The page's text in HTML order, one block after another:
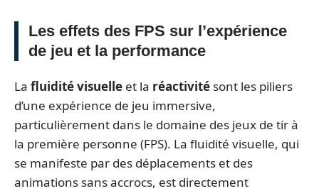
Les effets des FPS sur l’expérience
de jeu et la performance
La fluidité visuelle et la réactivité sont les piliers
d’une expérience de jeu immersive,
particulièrement dans le domaine des jeux de tir à
la première personne (FPS). La fluidité visuelle, qui
se manifeste par des déplacements et des
animations sans accrocs, est directement